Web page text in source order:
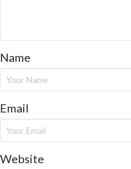
Name
Email
Website